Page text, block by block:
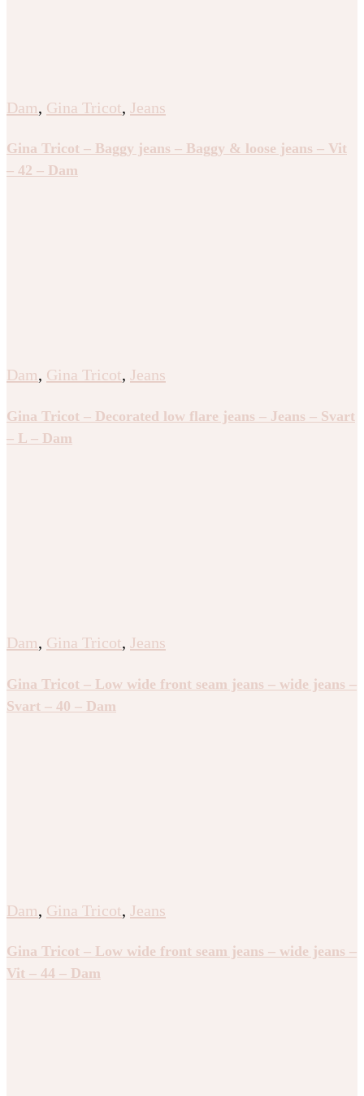
Dam, Gina Tricot, Jeans
Gina Tricot – Baggy jeans – Baggy & loose jeans – Vit
– 42 – Dam
Dam, Gina Tricot, Jeans
Gina Tricot – Decorated low flare jeans – Jeans – Svart
– L – Dam
Dam, Gina Tricot, Jeans
Gina Tricot – Low wide front seam jeans – wide jeans –
Svart – 40 – Dam
Dam, Gina Tricot, Jeans
Gina Tricot – Low wide front seam jeans – wide jeans –
Vit – 44 – Dam